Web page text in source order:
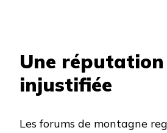
Une réputation
injustifiée
Les forums de montagne